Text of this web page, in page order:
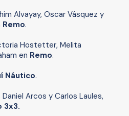
Alvayay, Oscar Vásquez y
Remo.
Hostetter, Melita
en Remo.
Náutico.
Daniel Arcos y Carlos Laules,
3x3.